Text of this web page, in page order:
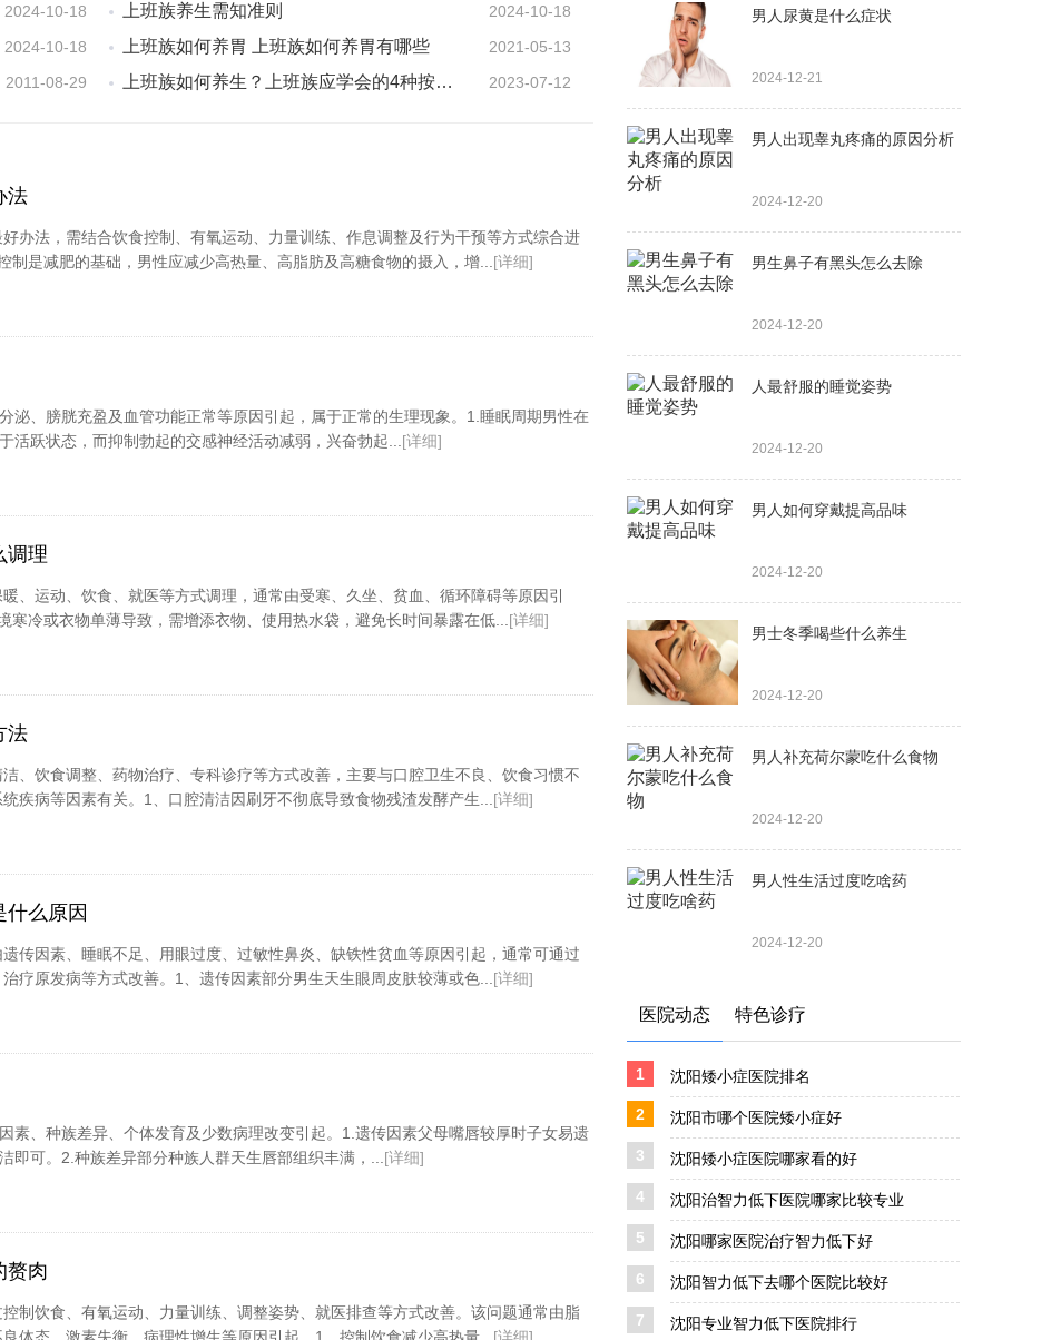
2024-10-18 上班族养生需知准则 2024-10-18
2024-10-18 上班族如何养胃 上班族如何养胃有哪些 2021-05-13
2011-08-29 上班族如何养生？上班族应学会的4种按摩方法 2023-07-12
法
办法，需结合饮食控制、有氧运动、力量训练、作息调整及行为干预等方式综合进
制是减肥的基础，男性应减少高热量、高脂肪及高糖食物的摄入，增... [详细]
泌、膀胱充盈及血管功能正常等原因引起，属于正常的生理现象。1.睡眠周期男性在
跃状态，而抑制勃起的交感神经活动减弱，兴奋勃起... [详细]
调理
、运动、饮食、就医等方式调理，通常由受寒、久坐、贫血、循环障碍等原因引
寒冷或衣物单薄导致，需增添衣物、使用热水袋，避免长时间暴露在低... [详细]
法
、饮食调整、药物治疗、专科诊疗等方式改善，主要与口腔卫生不良、饮食习惯不
疾病等因素有关。1、口腔清洁因刷牙不彻底导致食物残渣发酵产生... [详细]
什么原因
传因素、睡眠不足、用眼过度、过敏性鼻炎、缺铁性贫血等原因引起，通常可通过
疗原发病等方式改善。1、遗传因素部分男生天生眼周皮肤较薄或色... [详细]
素、种族差异、个体发育及少数病理改变引起。1.遗传因素父母嘴唇较厚时子女易遗
可。2.种族差异部分种族人群天生唇部组织丰满，... [详细]
赘肉
制饮食、有氧运动、力量训练、调整姿势、就医排查等方式改善。该问题通常由脂
男人尿黄是什么症状
2024-12-21
男人出现睾丸疼痛的原因分析
2024-12-20
男生鼻子有黑头怎么去除
2024-12-20
人最舒服的睡觉姿势
2024-12-20
男人如何穿戴提高品味
2024-12-20
男士冬季喝些什么养生
2024-12-20
男人补充荷尔蒙吃什么食物
2024-12-20
男人性生活过度吃啥药
2024-12-20
医院动态 特色诊疗
1 沈阳矮小症医院排名
2 沈阳市哪个医院矮小症好
3 沈阳矮小症医院哪家看的好
4 沈阳治智力低下医院哪家比较专业
5 沈阳哪家医院治疗智力低下好
6 沈阳智力低下去哪个医院比较好
7 沈阳专业智力低下医院排行